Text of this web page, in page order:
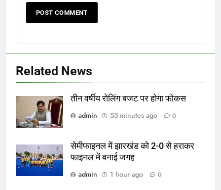
Related News
तीन वर्षीय रोलिंग बजट पर होगा फोकस
admin
55 minutes ago 0
सेमीफाइनल में झारखंड को 2-0 से हराकर
फाइनल में बनाई जगह
admin
1 hour ago 0